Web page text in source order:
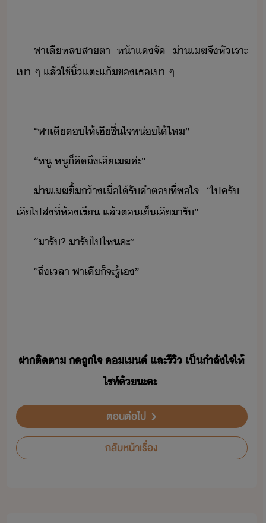
​ฟา​เี​หลสาตา​ ​ห้าแ​จั​ ​่า​เฆ​จึ​หัเราะ​
เา​ ​ๆ​ ​แล้​ใช้​ิ้​แตะ​แ้​ข​เธ​เา​ ​ๆ​
​“​ฟา​เี​ต​ให้​เฮี​ชื่ใจ​ห่​ไ้​ไห​”​
​“​หู​ ​หู​็​คิถึ​เฮี​เฆ​ค่ะ​”​
​่า​เฆ​ิ้​้า​เื่​ไ้รั​คำต​ที่​พใจ​ ​“​ไป​ครั​ ​
เฮี​ไป​ส่​ที่​ห้เรี​ ​แล้​ตเ็​เฮีา​รั​”
​“​ารั​?​ ​ารั​ไป​ไห​คะ​”
​“​ถึ​เลา​ ​ฟา​เี​็​จะ​รู้​เ​”​
ฝา​ติตา​ ​​ถูใจ​ ​ค​เต์​ ​และ​รี​ิ​ ​เป็ำลั​ใจ​ให้​
ไรท์​้​ะคะ
ตอนต่อไป
กลับหน้าเรื่อง